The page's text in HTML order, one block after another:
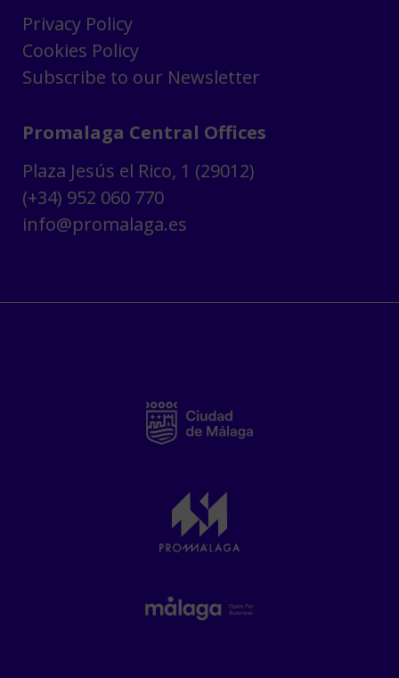
Privacy Policy
Cookies Policy
Subscribe to our Newsletter
Promalaga Central Offices
Plaza Jesús el Rico, 1 (29012)
(+34) 952 060 770
info@promalaga.es